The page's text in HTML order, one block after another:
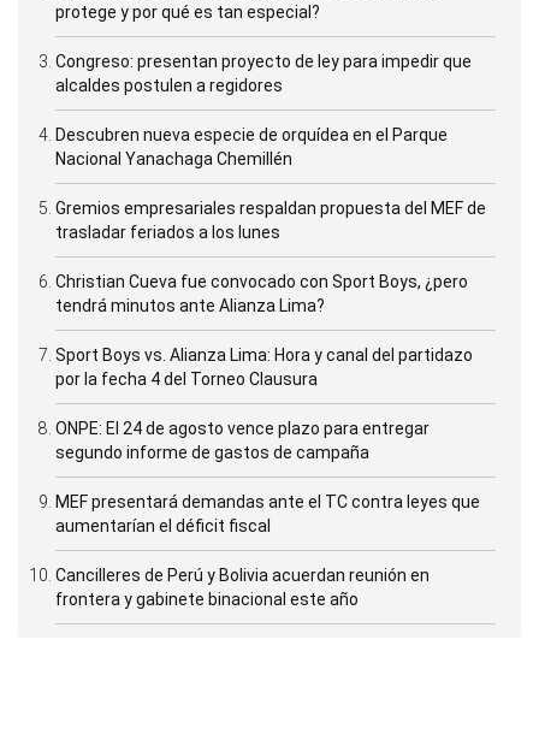
protege y por qué es tan especial?
Congreso: presentan proyecto de ley para impedir que
alcaldes postulen a regidores
Descubren nueva especie de orquídea en el Parque
Nacional Yanachaga Chemillén
Gremios empresariales respaldan propuesta del MEF de
trasladar feriados a los lunes
Christian Cueva fue convocado con Sport Boys, ¿pero
tendrá minutos ante Alianza Lima?
Sport Boys vs. Alianza Lima: Hora y canal del partidazo
por la fecha 4 del Torneo Clausura
ONPE: El 24 de agosto vence plazo para entregar
segundo informe de gastos de campaña
MEF presentará demandas ante el TC contra leyes que
aumentarían el déficit fiscal
Cancilleres de Perú y Bolivia acuerdan reunión en
frontera y gabinete binacional este año